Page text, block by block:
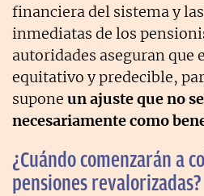
financiera del sistema y
inmediatas de los
autoridades aseguran que
equitativo y predecible,
supone un ajuste que no
necesariamente como
¿Cuándo comenzarán a
pensiones revalorizadas?